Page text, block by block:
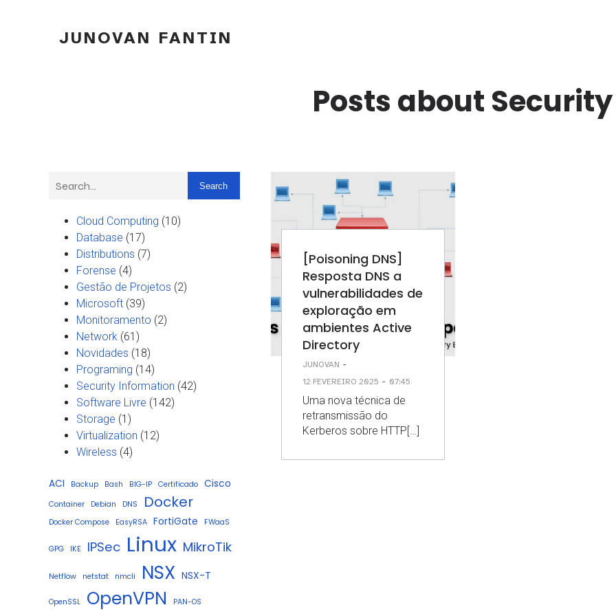
JUNOVAN FANTIN
Posts about Security
Search
Cloud Computing (10)
Database (17)
Distributions (7)
Forense (4)
Gestão de Projetos (2)
Microsoft (39)
Monitoramento (2)
Network (61)
Novidades (18)
Programing (14)
Security Information (42)
Software Livre (142)
Storage (1)
Virtualization (12)
Wireless (4)
ACI Backup Bash BIG-IP Certificado Cisco
Container Debian DNS Docker
Docker Compose EasyRSA FortiGate FWaaS
GPG IKE IPSec Linux MikroTik
Netflow netstat nmcli NSX NSX-T
OpenSSL OpenVPN PAN-OS
[Poisoning DNS]
Resposta DNS a
vulnerabilidades de
exploração em
ambientes Active
Directory
JUNOVAN -
12 FEVEREIRO 2025 - 07:45
Uma nova técnica de
retransmissão do
Kerberos sobre HTTP[…]